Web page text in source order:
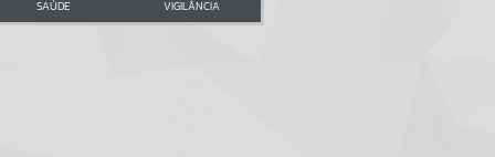
SAÚDE VIGILÂNCIA